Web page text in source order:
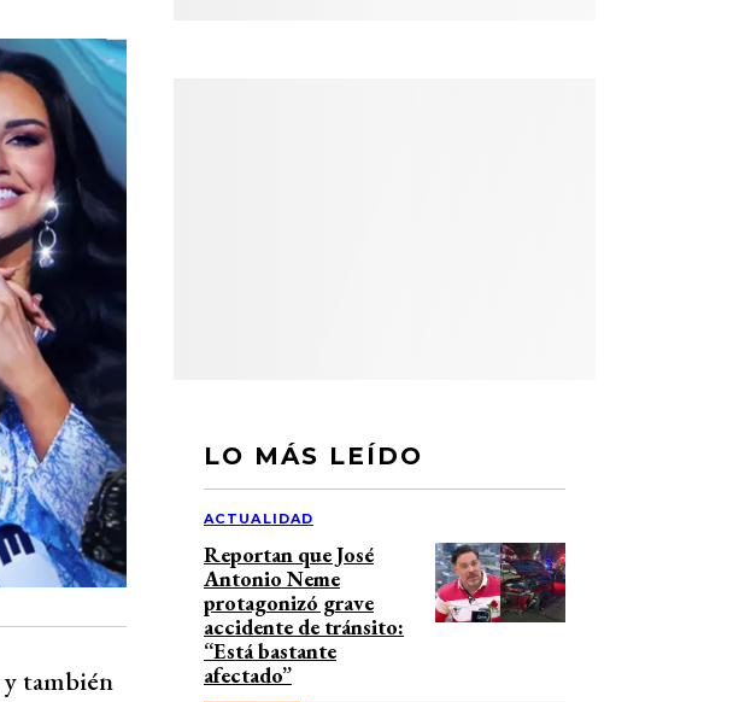
y también
LO MÁS LEÍDO
ACTUALIDAD
Reportan que José
Antonio Neme
protagonizó grave
accidente de tránsito:
“Está bastante
afectado”